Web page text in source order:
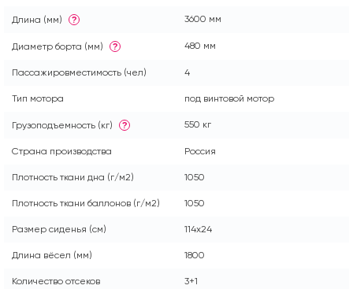
Длина (мм) ? 3600 мм
Диаметр борта (мм) ? 480 мм
Пассажировместимость (чел) 4
Тип мотора под винтовой мотор
Грузоподъемность (кг) ? 550 кг
Страна производства Россия
Плотность ткани дна (г/м2) 1050
Плотность ткани баллонов (г/м2) 1050
Размер сиденья (см) 114x24
Длина вёсел (мм) 1800
Количество отсеков 3+1